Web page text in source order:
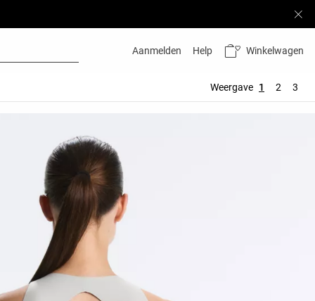
Aanmelden Help Winkelwagen
Weergave 1 2 3